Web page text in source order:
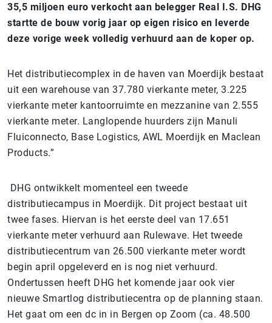
35,5 miljoen euro verkocht aan belegger Real I.S. DHG
startte de bouw vorig jaar op eigen risico en leverde
deze vorige week volledig verhuurd aan de koper op.
Het distributiecomplex in de haven van Moerdijk bestaat
uit een warehouse van 37.780 vierkante meter, 3.225
vierkante meter kantoorruimte en mezzanine van 2.555
vierkante meter. Langlopende huurders zijn Manuli
Fluiconnecto, Base Logistics, AWL Moerdijk en Maclean
Products.”
DHG ontwikkelt momenteel een tweede
distributiecampus in Moerdijk. Dit project bestaat uit
twee fases. Hiervan is het eerste deel van 17.651
vierkante meter verhuurd aan Rulewave. Het tweede
distributiecentrum van 26.500 vierkante meter wordt
begin april opgeleverd en is nog niet verhuurd.
Ondertussen heeft DHG het komende jaar ook vier
nieuwe Smartlog distributiecentra op de planning staan.
Het gaat om een dc in in Bergen op Zoom (ca. 48.500